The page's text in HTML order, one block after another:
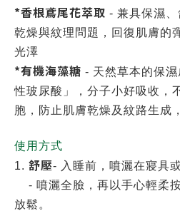
*香根鳶尾花萃取 - 兼具保濕
乾燥與紋理問題，回復肌膚的
光澤
*有機海藻糖 - 天然草本的保
性玻尿酸」，分子小好吸收，
胞，防止肌膚乾燥及紋路生成
使用方式
1. 舒壓- 入睡前，噴灑在寢具
- 噴灑全臉，再以手心輕柔
放鬆。